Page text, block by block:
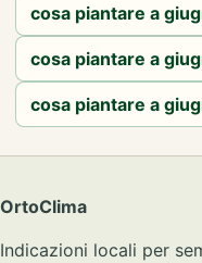
cosa piantare a
cosa piantare a
cosa piantare a
OrtoClima
Indicazioni locali per